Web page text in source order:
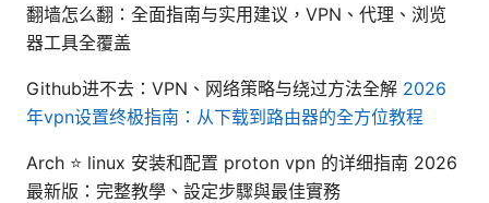
翻墙怎么翻：全面指南与实用建议，VPN、代理、浏览
器工具全覆盖
Github进不去：VPN、网络策略与绕过方法全解 2026
年vpn设置终极指南：从下载到路由器的全方位教程
Arch ⭐ linux 安装和配置 proton vpn 的详细指南 2026
最新版：完整教學、設定步驟與最佳實務